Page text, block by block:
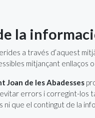
la
a través d’aquest
mitjançant enllaços
Joan de les Abadesses
errors i corregint-los
ni que el contingut de la